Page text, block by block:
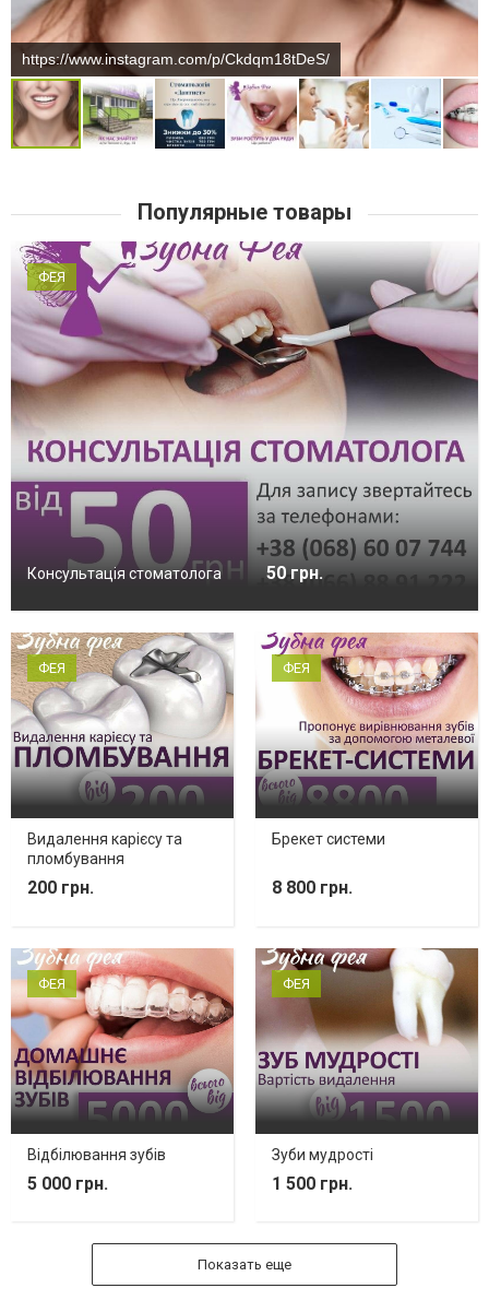
https://www.instagram.com/p/Ckdqm18tDeS/
Популярные товары
ФЕЯ
Консультація стоматолога 50 грн.
ФЕЯ
Видалення карієсу та
пломбування
200 грн.
ФЕЯ
Брекет системи
8 800 грн.
ФЕЯ
Відбілювання зубів
5 000 грн.
ФЕЯ
Зуби мудрості
1 500 грн.
Показать еще